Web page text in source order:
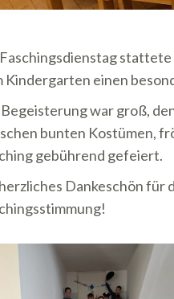
Kindergarten einen
war groß,
bunten Kostümen,
gebührend gefeiert.
Dankeschön für